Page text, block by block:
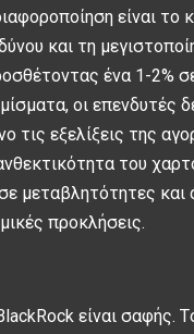
είναι το
και τη
ένα 1-2%
οι επενδυτές
τις εξελίξεις της
του
μεταβλητότητες και
προκλήσεις.
είναι σαφής.